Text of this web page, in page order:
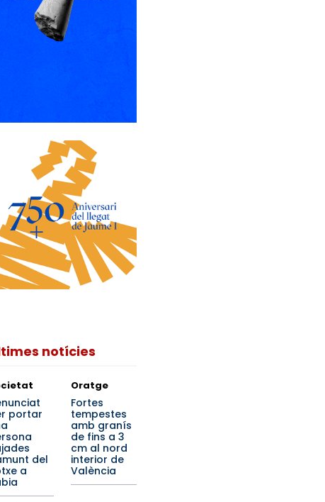
notícies
portar
del
a
Oratge
Fortes
tempestes
amb granís
de fins a 3
cm al nord
interior de
València